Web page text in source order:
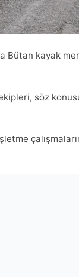
Bütan kayak
söz